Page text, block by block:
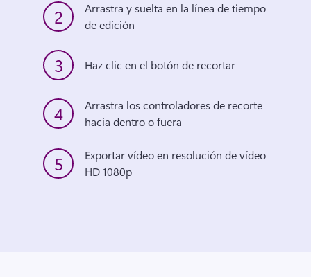
2
Arrastra y suelta en la línea de tiempo
de edición
3 Haz clic en el botón de recortar
4
Arrastra los controladores de recorte
hacia dentro o fuera
5
Exportar vídeo en resolución de vídeo
HD 1080p